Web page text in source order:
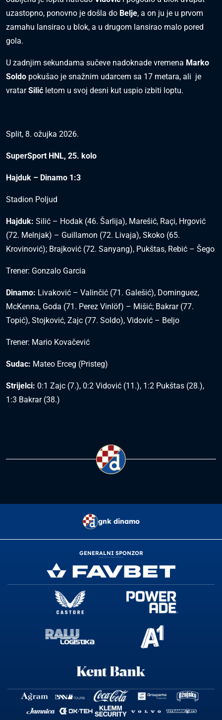
uzastopno, ponovno je došla do Belje, a on ju je u prvom
zamahu lansirao u blok, a u drugom lansirao malo pored
gola.
U zadnjim sekundama sučeve nadoknade vremena Marko
Soldo pokušao je snažnim udarcem sa 17 metara, ali je
vratarSilić letom u svoj desni kut uspio izbiti loptu.
Split, 8. ožujka 2026.
SuperSport HNL, 25. kolo
Hajduk – Dinamo 1:3
Stadion Poljud
Hajduk: Silić – Hodak (46. Šarlija), Marešić, Raçi, Hrgović
(72. Melnjak) – Guillamon (72. Livaja), Skoko (65.
Krovinović); Brajković (72. Sanyang), Pukštas, Rebić – Šego
Trener: Gonzalo Garcia
Dinamo: Livaković – Valinčić (71. Galešić), Dominguez,
McKenna, Goda (71. Perez Vinlöf) – Mišić; Bakrar (77.
Topić), Stojković, Zajc (77. Soldo), Vidović – Beljo
Trener: Mario Kovačević
Sudac: Mateo Erceg (Pristeg)
Strijelci: 0:1 Zajc (7.), 0:2 Vidović (11.), 1:2 Pukštas (28.),
1:3 Bakrar (38.)
gnk dinamo
GENERALNI SPONZOR